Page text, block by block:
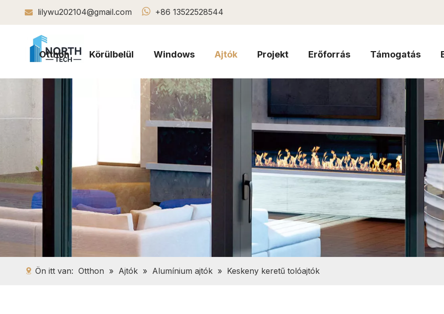
 lilywu202104@gmail.com  +86 13522528544
Otthon Körülbelül Windows Ajtók Projekt Erőforrás Támogatás
Ön itt van: Otthon » Ajtók » Alumínium ajtók » Keskeny keretű tolóajtók